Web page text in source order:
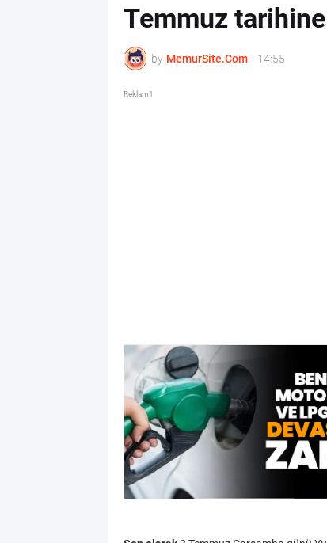
Temmuz
by MemurSite.Com - 14:55
Reklam1